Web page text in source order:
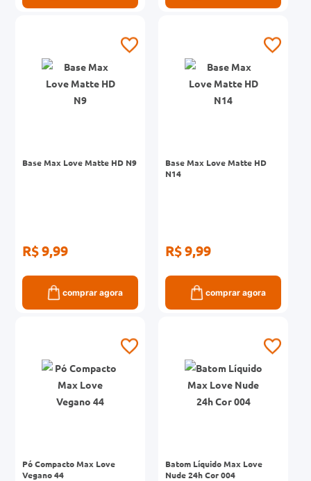
Base Max Love Matte HD N9
R$ 9,99
comprar agora
Base Max Love Matte HD
N14
R$ 9,99
comprar agora
Pó Compacto Max Love
Vegano 44
Batom Líquido Max Love
Nude 24h Cor 004